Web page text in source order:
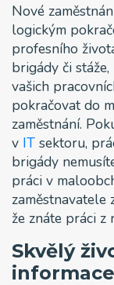
Nové
logickým
profesního
brigády či
vašich
pokračovat do
zaměstnání.
v IT sektoru,
brigády
práci v
zaměstnavatele
že znáte práci z
Skvělý
informace